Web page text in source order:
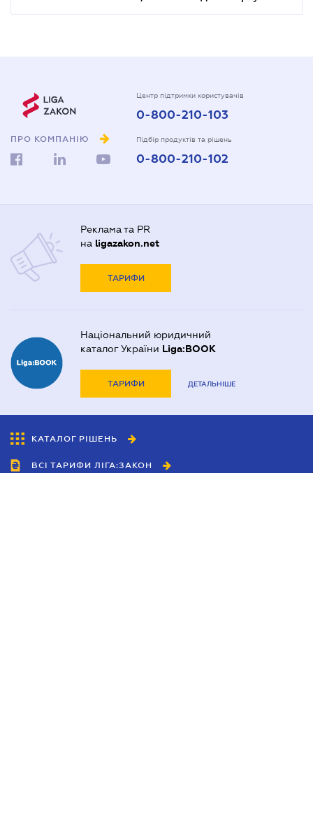
ПРО КОМПАНІЮ
Центр підтримки користувачів
0-800-210-103
Підбір продуктів та рішень
0-800-210-102
Реклама та PR
на ligazakon.net
ТАРИФИ
Національний юридичний
каталог України Liga:BOOK
ТАРИФИ ДЕТАЛЬНІШЕ
КАТАЛОГ РІШЕНЬ
ВСІ ТАРИФИ ЛІГА:ЗАКОН